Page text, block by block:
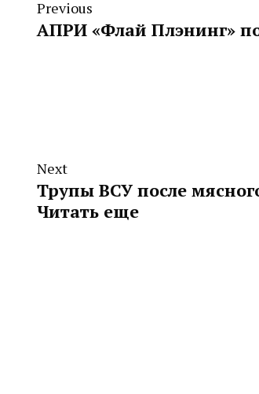
Previous
АПРИ «Флай Плэнинг»
Next
Трупы ВСУ после
Читать еще